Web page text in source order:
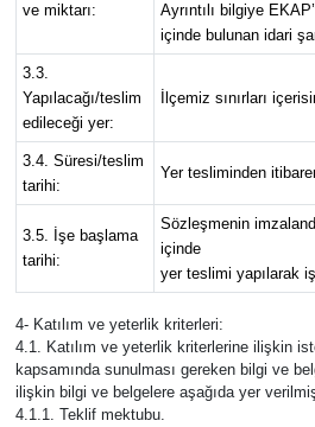
ve miktarı:
Ayrıntılı bilgiye
içinde bulunan idari
3.3.
Yapılacağı/teslim
edileceği yer:
İlçemiz sınırları
3.4. Süresi/teslim
tarihi:
Yer tesliminden
3.5. İşe başlama
tarihi:
Sözleşmenin
içinde
yer teslimi yapılarak
4- Katılım ve yeterlik kriterleri:
4.1. Katılım ve yeterlik kriterlerine ilişkin
kapsamında sunulması gereken bilgi ve
ilişkin bilgi ve belgelere aşağıda yer
4.1.1. Teklif mektubu.